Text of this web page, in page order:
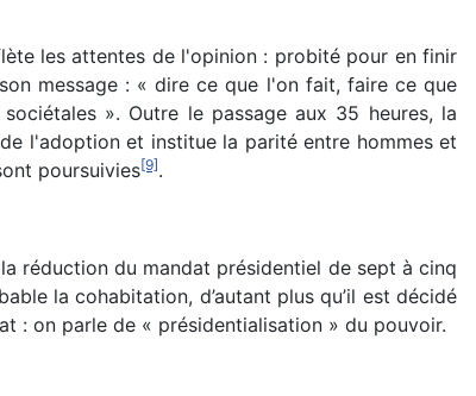
les attentes de l'opinion : probité pour en finir
message : « dire ce que l'on fait, faire ce que
». Outre le passage aux 35 heures, la
l'adoption et institue la parité entre hommes et
poursuivies[9].
réduction du mandat présidentiel de sept à cinq
la cohabitation, d’autant plus qu’il est décidé
: on parle de « présidentialisation » du pouvoir.